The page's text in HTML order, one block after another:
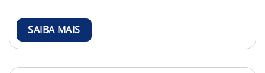
SAIBA MAIS